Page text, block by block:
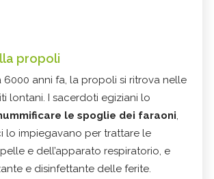
propoli
anni fa, la propoli si ritrova nelle
lontani. I sacerdoti egiziani lo
le spoglie dei faraoni,
lo impiegavano per trattare le
e dell’apparato respiratorio, e
e disinfettante delle ferite.